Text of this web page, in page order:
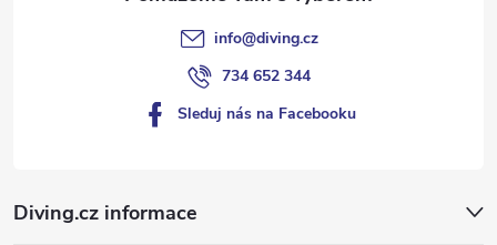
Diving.cz informace
info@diving.cz
734 652 344
Sleduj nás na Facebooku